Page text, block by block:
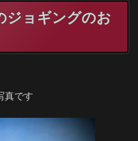
ジョギングのお
真です